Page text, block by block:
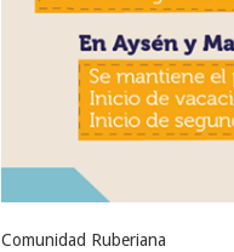
Comunidad Ruberiana